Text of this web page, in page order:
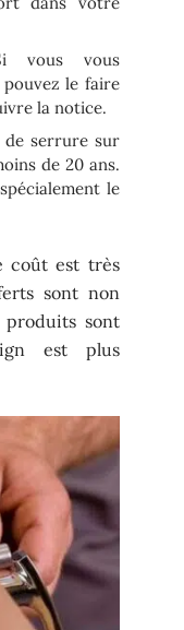
vous vous
pouvez le faire
la notice.
de serrure sur
de 20 ans.
le
coût est très
sont non
produits sont
est plus